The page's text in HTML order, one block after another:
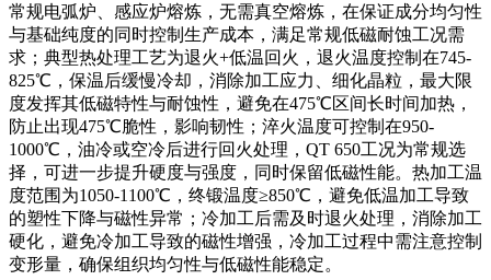
常规电弧炉、感应炉熔炼，无需真空熔炼，在保证成分均匀性
与基础纯度的同时控制生产成本，满足常规低磁耐蚀工况需
求；典型热处理工艺为退火+低温回火，退火温度控制在745-
825℃，保温后缓慢冷却，消除加工应力、细化晶粒，最大限
度发挥其低磁特性与耐蚀性，避免在475℃区间长时间加热，
防止出现475℃脆性，影响韧性；淬火温度可控制在950-
1000℃，油冷或空冷后进行回火处理，QT 650工况为常规选
择，可进一步提升硬度与强度，同时保留低磁性能。热加工温
度范围为1050-1100℃，终锻温度≥850℃，避免低温加工导致
的塑性下降与磁性异常；冷加工后需及时退火处理，消除加工
硬化，避免冷加工导致的磁性增强，冷加工过程中需注意控制
变形量，确保组织均匀性与低磁性能稳定。